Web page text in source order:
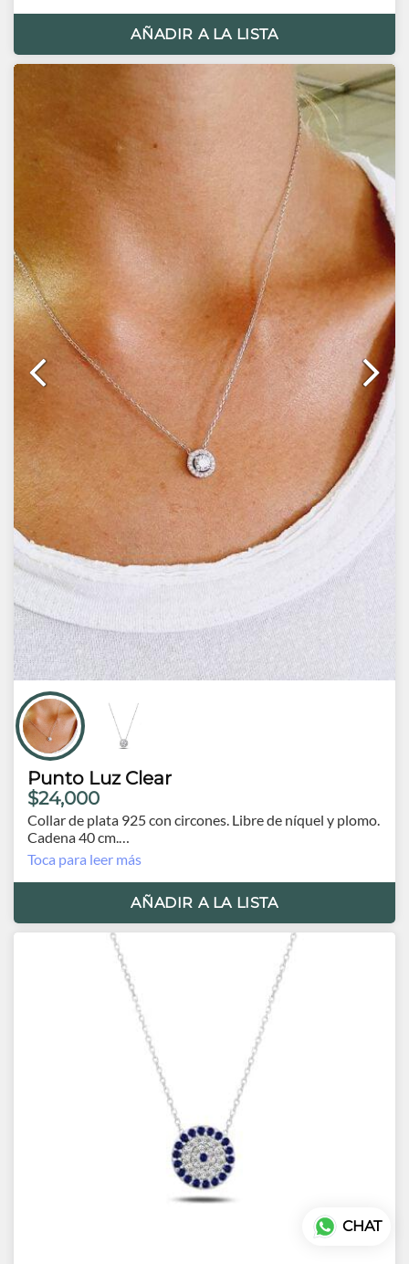
AÑADIR A LA LISTA
Punto Luz Clear
$24,000
Collar de plata 925 con circones. Libre de níquel y plomo.
Cadena 40 cm.
Dije 0.8 cm de diámetro
Toca para leer más
AÑADIR A LA LISTA
CHAT